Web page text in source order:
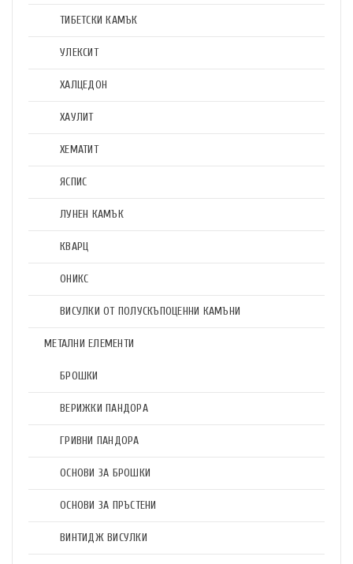
ТИБЕТСКИ КАМЪК
УЛЕКСИТ
ХАЛЦЕДОН
ХАУЛИТ
ХЕМАТИТ
ЯСПИС
ЛУНЕН КАМЪК
КВАРЦ
ОНИКС
ВИСУЛКИ ОТ ПОЛУСКЪПОЦЕННИ КАМЪНИ
МЕТАЛНИ ЕЛЕМЕНТИ
БРОШКИ
ВЕРИЖКИ ПАНДОРА
ГРИВНИ ПАНДОРА
ОСНОВИ ЗА БРОШКИ
ОСНОВИ ЗА ПРЪСТЕНИ
ВИНТИДЖ ВИСУЛКИ